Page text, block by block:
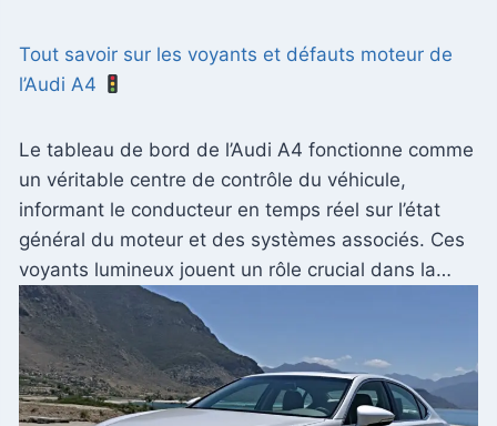
Tout savoir sur les voyants et défauts moteur de
l’Audi A4
Le tableau de bord de l’Audi A4 fonctionne comme
un véritable centre de contrôle du véhicule,
informant le conducteur en temps réel sur l’état
général du moteur et des systèmes associés. Ces
voyants lumineux jouent un rôle crucial dans la…